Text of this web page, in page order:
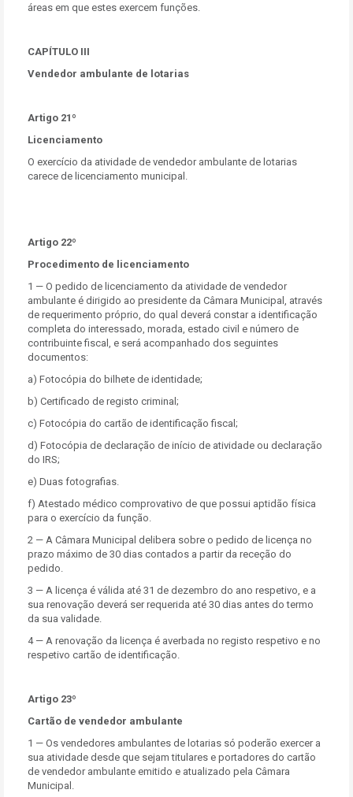
áreas em que estes exercem funções.
CAPÍTULO III
Vendedor ambulante de lotarias
Artigo 21º
Licenciamento
O exercício da atividade de vendedor ambulante de lotarias
carece de licenciamento municipal.
Artigo 22º
Procedimento de licenciamento
1 — O pedido de licenciamento da atividade de vendedor
ambulante é dirigido ao presidente da Câmara Municipal, através
de requerimento próprio, do qual deverá constar a identificação
completa do interessado, morada, estado civil e número de
contribuinte fiscal, e será acompanhado dos seguintes
documentos:
a) Fotocópia do bilhete de identidade;
b) Certificado de registo criminal;
c) Fotocópia do cartão de identificação fiscal;
d) Fotocópia de declaração de início de atividade ou declaração
do IRS;
e) Duas fotografias.
f) Atestado médico comprovativo de que possui aptidão física
para o exercício da função.
2 — A Câmara Municipal delibera sobre o pedido de licença no
prazo máximo de 30 dias contados a partir da receção do
pedido.
3 — A licença é válida até 31 de dezembro do ano respetivo, e a
sua renovação deverá ser requerida até 30 dias antes do termo
da sua validade.
4 — A renovação da licença é averbada no registo respetivo e no
respetivo cartão de identificação.
Artigo 23º
Cartão de vendedor ambulante
1 — Os vendedores ambulantes de lotarias só poderão exercer a
sua atividade desde que sejam titulares e portadores do cartão
de vendedor ambulante emitido e atualizado pela Câmara
Municipal.